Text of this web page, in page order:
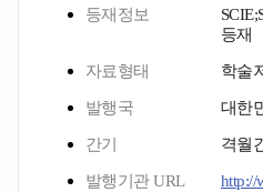
등재정보
등재
자료형태 학술
발행국 대한
간기 격월
발행기관 URL http://